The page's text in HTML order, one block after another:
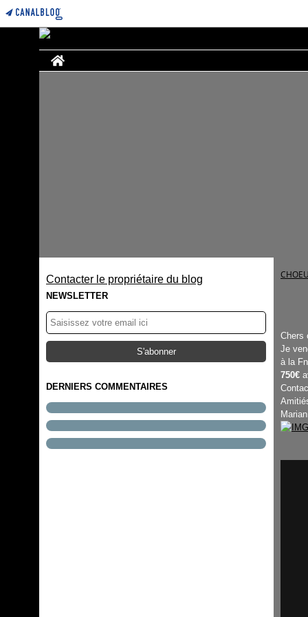
Home
Contacter le propriétaire du blog
NEWSLETTER
DERNIERS COMMENTAIRES
Chers
Je
à la
750€